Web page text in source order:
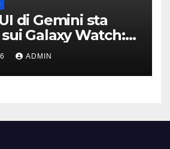
di Gemini sta
Galaxy Watch:
ADMIN